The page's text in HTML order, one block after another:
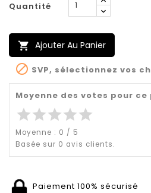
Quantité
 Ajouter Au Panier
 SVP, sélectionnez vos
Moyenne des votes pour
starstarstarstarstar
Moyenne : 0 / 5
Basée sur 0 avis clients.
Paiement 100% sécurisé